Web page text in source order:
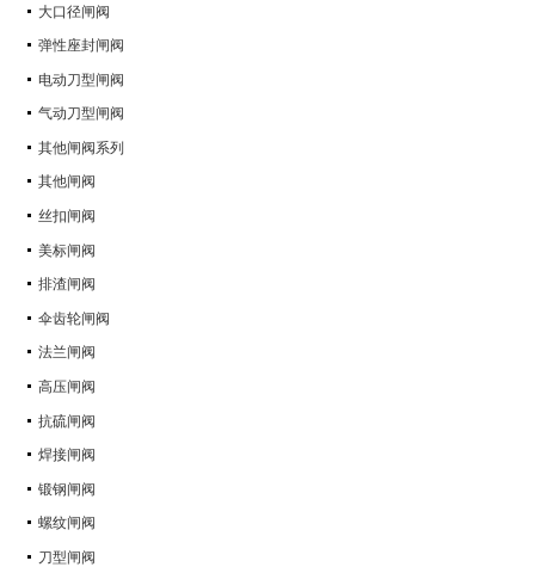
大口径闸阀
弹性座封闸阀
电动刀型闸阀
气动刀型闸阀
其他闸阀系列
其他闸阀
丝扣闸阀
美标闸阀
排渣闸阀
伞齿轮闸阀
法兰闸阀
高压闸阀
抗硫闸阀
焊接闸阀
锻钢闸阀
螺纹闸阀
刀型闸阀